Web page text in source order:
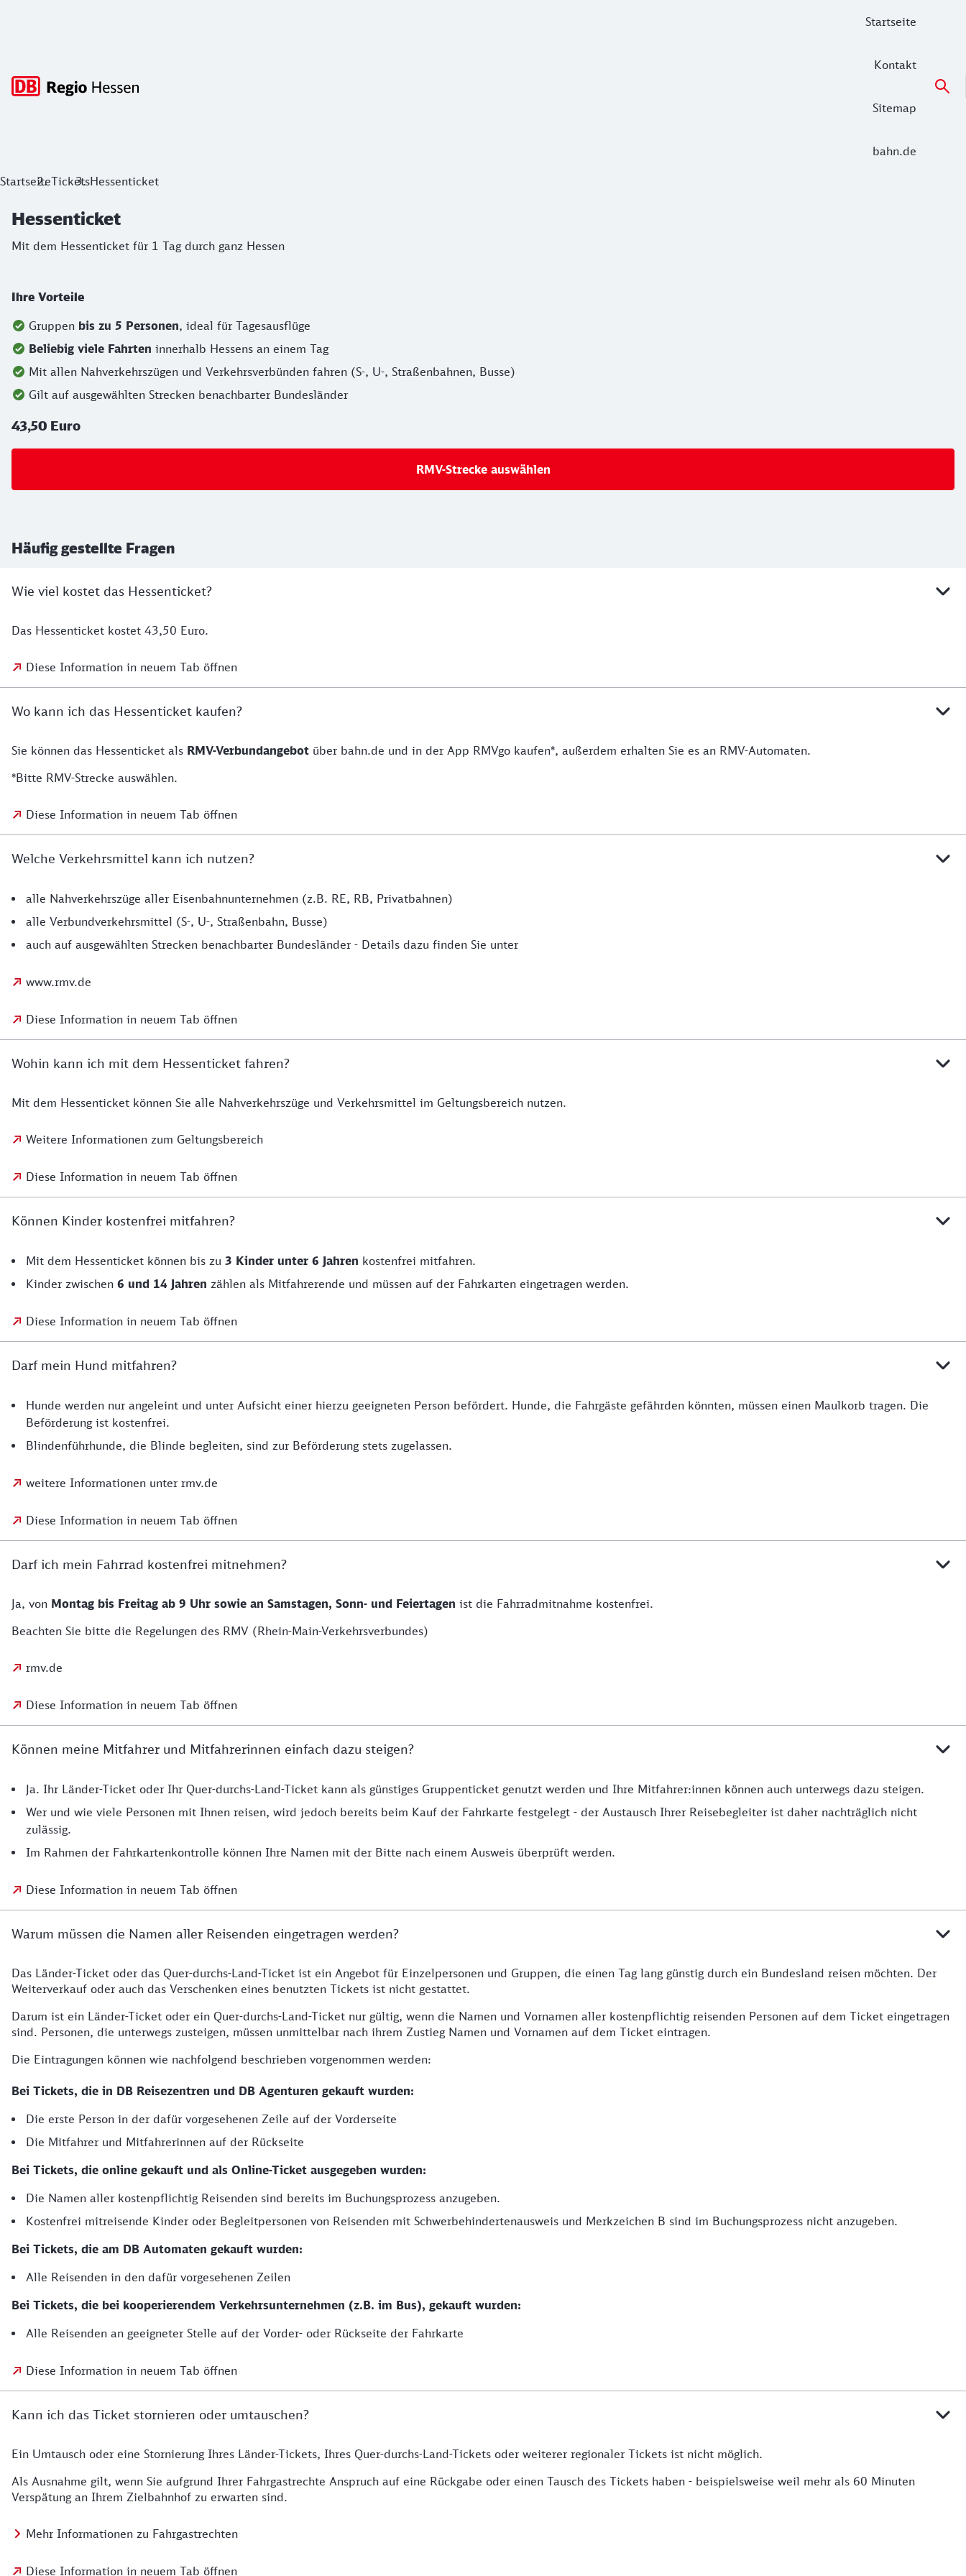
Startseite
Kontakt
Sitemap
bahn.de
Hessenticket
StartseiteTicketsHessenticket
Hessenticket
Mit dem Hessenticket für 1 Tag durch ganz Hessen
Ihre Vorteile
Gruppen bis zu 5 Personen, ideal für Tagesausflüge
Beliebig viele Fahrten innerhalb Hessens an einem Tag
Mit allen Nahverkehrszügen und Verkehrsverbünden fahren (S-, U-, Straßenbahnen, Busse)
Gilt auf ausgewählten Strecken benachbarter Bundesländer
43,50 Euro
RMV-Strecke auswählen
Häufig gestellte Fragen
Wie viel kostet das Hessenticket?
Das Hessenticket kostet 43,50 Euro.
Diese Information in neuem Tab öffnen
Wo kann ich das Hessenticket kaufen?
Sie können das Hessenticket als RMV-Verbundangebot über bahn.de und in der App RMVgo kaufen*, außerdem erhalten Sie es an RMV-Automaten.
*Bitte RMV-Strecke auswählen.
Diese Information in neuem Tab öffnen
Welche Verkehrsmittel kann ich nutzen?
alle Nahverkehrszüge aller Eisenbahnunternehmen (z.B. RE, RB, Privatbahnen)
alle Verbundverkehrsmittel (S-, U-, Straßenbahn, Busse)
auch auf ausgewählten Strecken benachbarter Bundesländer - Details dazu finden Sie unter
www.rmv.de
Diese Information in neuem Tab öffnen
Wohin kann ich mit dem Hessenticket fahren?
Mit dem Hessenticket können Sie alle Nahverkehrszüge und Verkehrsmittel im Geltungsbereich nutzen.
Weitere Informationen zum Geltungsbereich
Diese Information in neuem Tab öffnen
Können Kinder kostenfrei mitfahren?
Mit dem Hessenticket können bis zu 3 Kinder unter 6 Jahren kostenfrei mitfahren.
Kinder zwischen 6 und 14 Jahren zählen als Mitfahrerende und müssen auf der Fahrkarten eingetragen werden.
Diese Information in neuem Tab öffnen
Darf mein Hund mitfahren?
Hunde werden nur angeleint und unter Aufsicht einer hierzu geeigneten Person befördert. Hunde, die Fahrgäste gefährden könnten, müssen einen Maulkorb tragen. Die
Beförderung ist kostenfrei.
Blindenführhunde, die Blinde begleiten, sind zur Beförderung stets zugelassen.
weitere Informationen unter rmv.de
Diese Information in neuem Tab öffnen
Darf ich mein Fahrrad kostenfrei mitnehmen?
Ja, von Montag bis Freitag ab 9 Uhr sowie an Samstagen, Sonn- und Feiertagen ist die Fahrradmitnahme kostenfrei.
Beachten Sie bitte die Regelungen des RMV (Rhein-Main-Verkehrsverbundes)
rmv.de
Diese Information in neuem Tab öffnen
Können meine Mitfahrer und Mitfahrerinnen einfach dazu steigen?
Ja. Ihr Länder-Ticket oder Ihr Quer-durchs-Land-Ticket kann als günstiges Gruppenticket genutzt werden und Ihre Mitfahrer:innen können auch unterwegs dazu steigen.
Wer und wie viele Personen mit Ihnen reisen, wird jedoch bereits beim Kauf der Fahrkarte festgelegt - der Austausch Ihrer Reisebegleiter ist daher nachträglich nicht
zulässig.
Im Rahmen der Fahrkartenkontrolle können Ihre Namen mit der Bitte nach einem Ausweis überprüft werden.
Diese Information in neuem Tab öffnen
Warum müssen die Namen aller Reisenden eingetragen werden?
Das Länder-Ticket oder das Quer-durchs-Land-Ticket ist ein Angebot für Einzelpersonen und Gruppen, die einen Tag lang günstig durch ein Bundesland reisen möchten. Der
Weiterverkauf oder auch das Verschenken eines benutzten Tickets ist nicht gestattet.
Darum ist ein Länder-Ticket oder ein Quer-durchs-Land-Ticket nur gültig, wenn die Namen und Vornamen aller kostenpflichtig reisenden Personen auf dem Ticket eingetragen
sind. Personen, die unterwegs zusteigen, müssen unmittelbar nach ihrem Zustieg Namen und Vornamen auf dem Ticket eintragen.
Die Eintragungen können wie nachfolgend beschrieben vorgenommen werden:
Bei Tickets, die in DB Reisezentren und DB Agenturen gekauft wurden:
Die erste Person in der dafür vorgesehenen Zeile auf der Vorderseite
Die Mitfahrer und Mitfahrerinnen auf der Rückseite
Bei Tickets, die online gekauft und als Online-Ticket ausgegeben wurden:
Die Namen aller kostenpflichtig Reisenden sind bereits im Buchungsprozess anzugeben.
Kostenfrei mitreisende Kinder oder Begleitpersonen von Reisenden mit Schwerbehindertenausweis und Merkzeichen B sind im Buchungsprozess nicht anzugeben.
Bei Tickets, die am DB Automaten gekauft wurden:
Alle Reisenden in den dafür vorgesehenen Zeilen
Bei Tickets, die bei kooperierendem Verkehrsunternehmen (z.B. im Bus), gekauft wurden:
Alle Reisenden an geeigneter Stelle auf der Vorder- oder Rückseite der Fahrkarte
Diese Information in neuem Tab öffnen
Kann ich das Ticket stornieren oder umtauschen?
Ein Umtausch oder eine Stornierung Ihres Länder-Tickets, Ihres Quer-durchs-Land-Tickets oder weiterer regionaler Tickets ist nicht möglich.
Als Ausnahme gilt, wenn Sie aufgrund Ihrer Fahrgastrechte Anspruch auf eine Rückgabe oder einen Tausch des Tickets haben - beispielsweise weil mehr als 60 Minuten
Verspätung an Ihrem Zielbahnhof zu erwarten sind.
Mehr Informationen zu Fahrgastrechten
Diese Information in neuem Tab öffnen